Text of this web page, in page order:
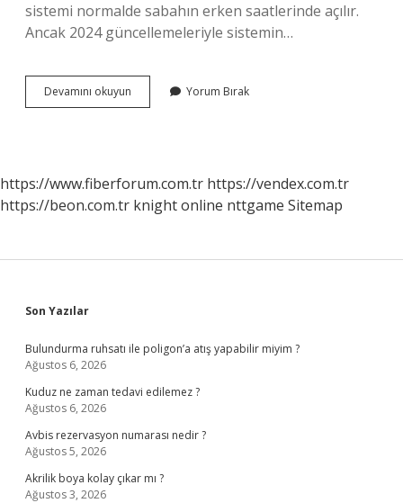
sistemi normalde sabahın erken saatlerinde açılır.
Ancak 2024 güncellemeleriyle sistemin…
Devamını okuyun
Hastaneleri
Mu
Yorum Bırak
https://www.fiberforum.com.tr https://vendex.com.tr
https://beon.com.tr knight online nttgame Sitemap
Sidebar
Son Yazılar
Bulundurma ruhsatı ile poligon’a atış yapabilir miyim ?
Ağustos 6, 2026
Kuduz ne zaman tedavi edilemez ?
Ağustos 6, 2026
Avbis rezervasyon numarası nedir ?
Ağustos 5, 2026
Akrilik boya kolay çıkar mı ?
Ağustos 3, 2026